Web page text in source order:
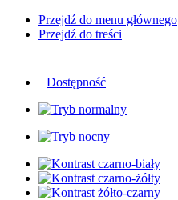
Przejdź do menu głównego
Przejdź do treści
Dostępność